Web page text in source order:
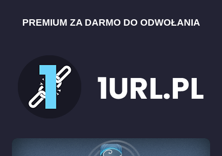
PREMIUM ZA DARMO DO ODWOŁANIA